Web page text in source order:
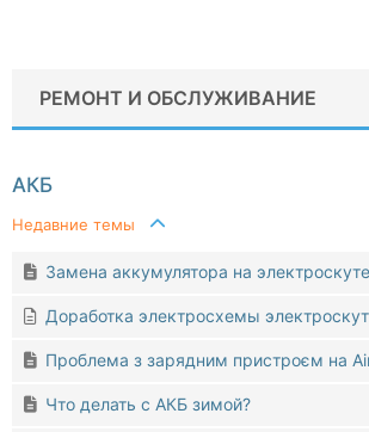
РЕМОНТ И ОБСЛУЖИВАНИЕ
АКБ
Недавние темы
Замена аккумулятора на
Доработка электросхемы
Проблема з зарядним пристроєм на
Что делать с АКБ зимой?